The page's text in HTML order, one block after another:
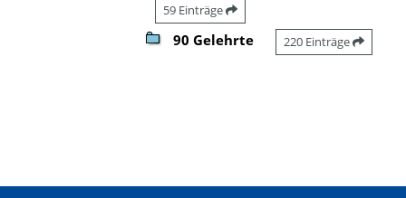
59 Einträge
90 Gelehrte 220 Einträge